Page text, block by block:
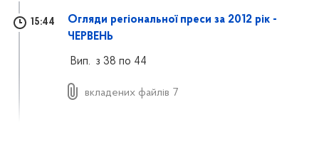
15:44
Огляди регіональної преси за 2012 рік -
ЧЕРВЕНЬ
Вип. з 38 по 44
вкладених файлів 7